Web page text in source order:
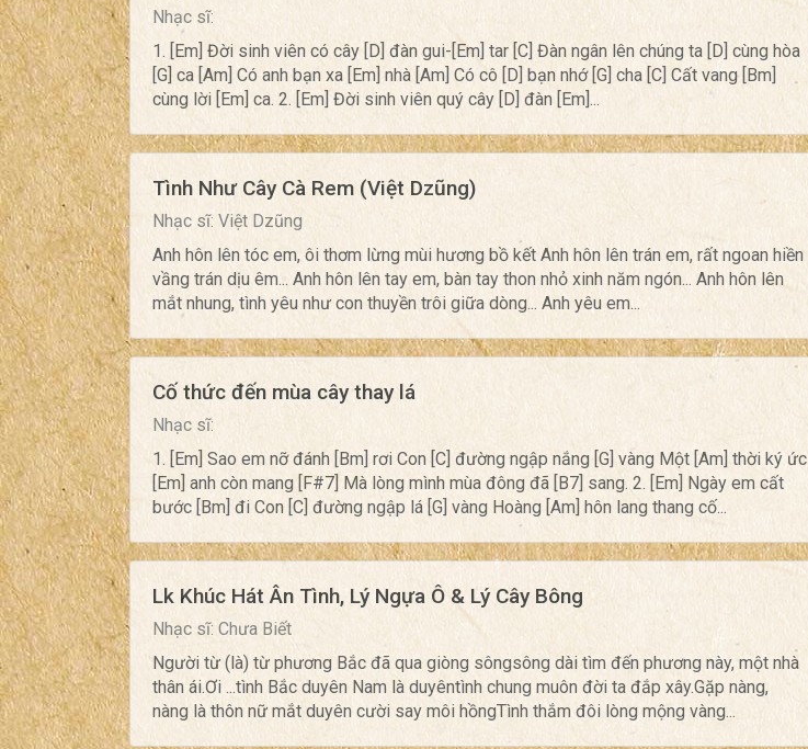
Nhạc sĩ:
1. [Em] Đời sinh viên có cây [D] đàn gui-[Em] tar [C] Đàn ngân lên chúng ta [D] cùng hòa
[G] ca [Am] Có anh bạn xa [Em] nhà [Am] Có cô [D] bạn nhớ [G] cha [C] Cất vang [Bm]
cùng lời [Em] ca. 2. [Em] Đời sinh viên quý cây [D] đàn [Em]...
Tình Như Cây Cà Rem (Việt Dzũng)
Nhạc sĩ: Việt Dzũng
Anh hôn lên tóc em, ôi thơm lừng mùi hương bồ kết Anh hôn lên trán em, rất ngoan hiền
vầng trán dịu êm... Anh hôn lên tay em, bàn tay thon nhỏ xinh năm ngón... Anh hôn lên
mắt nhung, tình yêu như con thuyền trôi giữa dòng... Anh yêu em...
Cố thức đến mùa cây thay lá
Nhạc sĩ:
1. [Em] Sao em nỡ đánh [Bm] rơi Con [C] đường ngập nắng [G] vàng Một [Am] thời ký ức
[Em] anh còn mang [F#7] Mà lòng mình mùa đông đã [B7] sang. 2. [Em] Ngày em cất
bước [Bm] đi Con [C] đường ngập lá [G] vàng Hoàng [Am] hôn lang thang cố...
Lk Khúc Hát Ân Tình, Lý Ngựa Ô & Lý Cây Bông
Nhạc sĩ: Chưa Biết
Người từ (là) từ phương Bắc đã qua giòng sôngsông dài tìm đến phương này, một nhà
thân ái.Ơi ...tình Bắc duyên Nam là duyêntình chung muôn đời ta đắp xây.Gặp nàng,
nàng là thôn nữ mắt duyên cười say môi hồngTình thắm đôi lòng mộng vàng...